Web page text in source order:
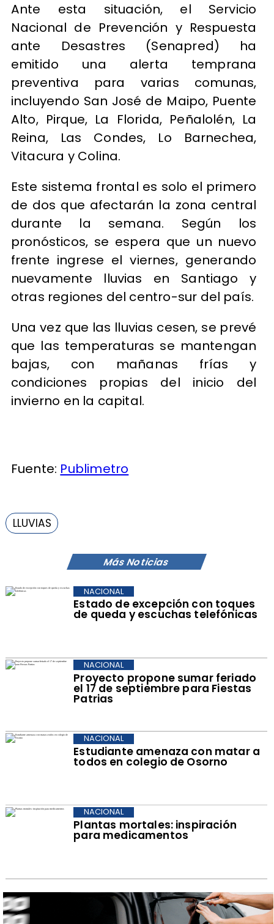
Más Noticias
Estado de excepción con toques
de queda y escuchas telefónicas
NACIONAL
Proyecto propone sumar feriado
el 17 de septiembre para Fiestas
Patrias
NACIONAL
Estudiante amenaza con matar a
todos en colegio de Osorno
NACIONAL
Plantas mortales: inspiración
para medicamentos
NACIONAL
Ante esta situación, el Servicio
Nacional de Prevención y Respuesta
ante Desastres (Senapred) ha
emitido una alerta temprana
preventiva para varias comunas,
incluyendo San José de Maipo, Puente
Alto, Pirque, La Florida, Peñalolén, La
Reina, Las Condes, Lo Barnechea,
Vitacura y Colina.
Este sistema frontal es solo el primero
de dos que afectarán la zona central
durante la semana. Según los
pronósticos, se espera que un nuevo
frente ingrese el viernes, generando
nuevamente lluvias en Santiago y
otras regiones del centro-sur del país.
Una vez que las lluvias cesen, se prevé
que las temperaturas se mantengan
bajas, con mañanas frías y
condiciones propias del inicio del
invierno en la capital.
Fuente: Publimetro
LLUVIAS